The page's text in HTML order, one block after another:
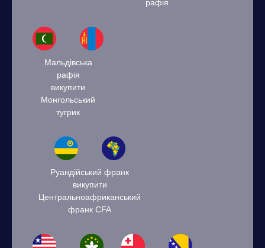
рафія
Мальдівська
рафія
викупити
Монгольський
тугрик
Руандійський франк
викупити
Центральноафриканський
франк CFA